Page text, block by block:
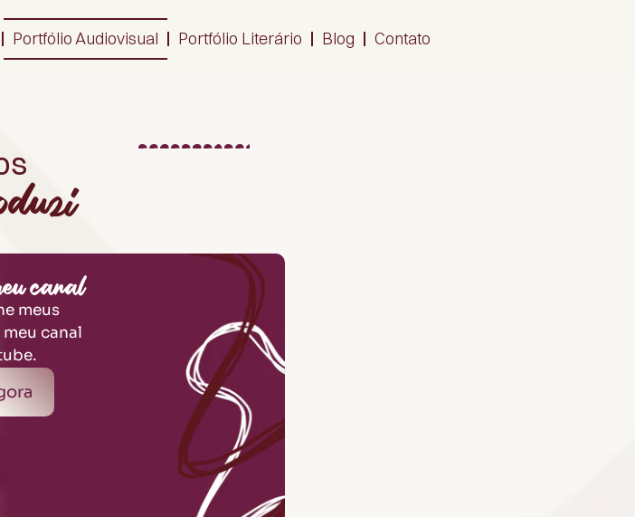
Portfólio Audiovisual Portfólio Literário Blog Contato
canal
meus
canal